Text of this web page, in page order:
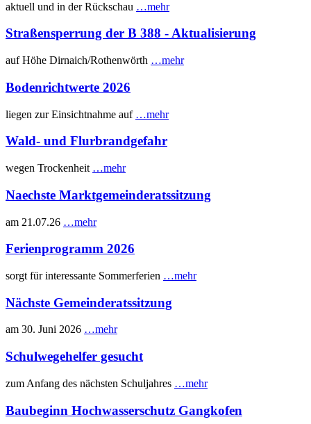
aktuell und in der Rückschau …mehr
Straßensperrung der B 388 - Aktualisierung
auf Höhe Dirnaich/Rothenwörth …mehr
Bodenrichtwerte 2026
liegen zur Einsichtnahme auf …mehr
Wald- und Flurbrandgefahr
wegen Trockenheit …mehr
Naechste Marktgemeinderatssitzung
am 21.07.26 …mehr
Ferienprogramm 2026
sorgt für interessante Sommerferien …mehr
Nächste Gemeinderatssitzung
am 30. Juni 2026 …mehr
Schulwegehelfer gesucht
zum Anfang des nächsten Schuljahres …mehr
Baubeginn Hochwasserschutz Gangkofen